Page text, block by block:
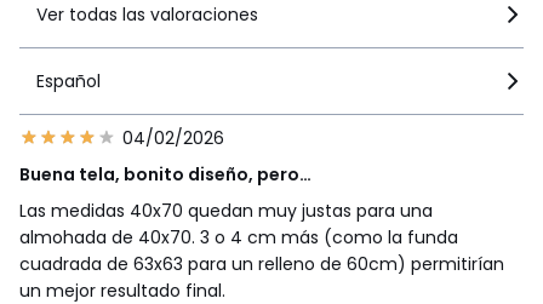
Ver todas las valoraciones
Español
04/02/2026
Buena tela, bonito diseño, pero…
Las medidas 40x70 quedan muy justas para una
almohada de 40x70. 3 o 4 cm más (como la funda
cuadrada de 63x63 para un relleno de 60cm) permitirían
un mejor resultado final.